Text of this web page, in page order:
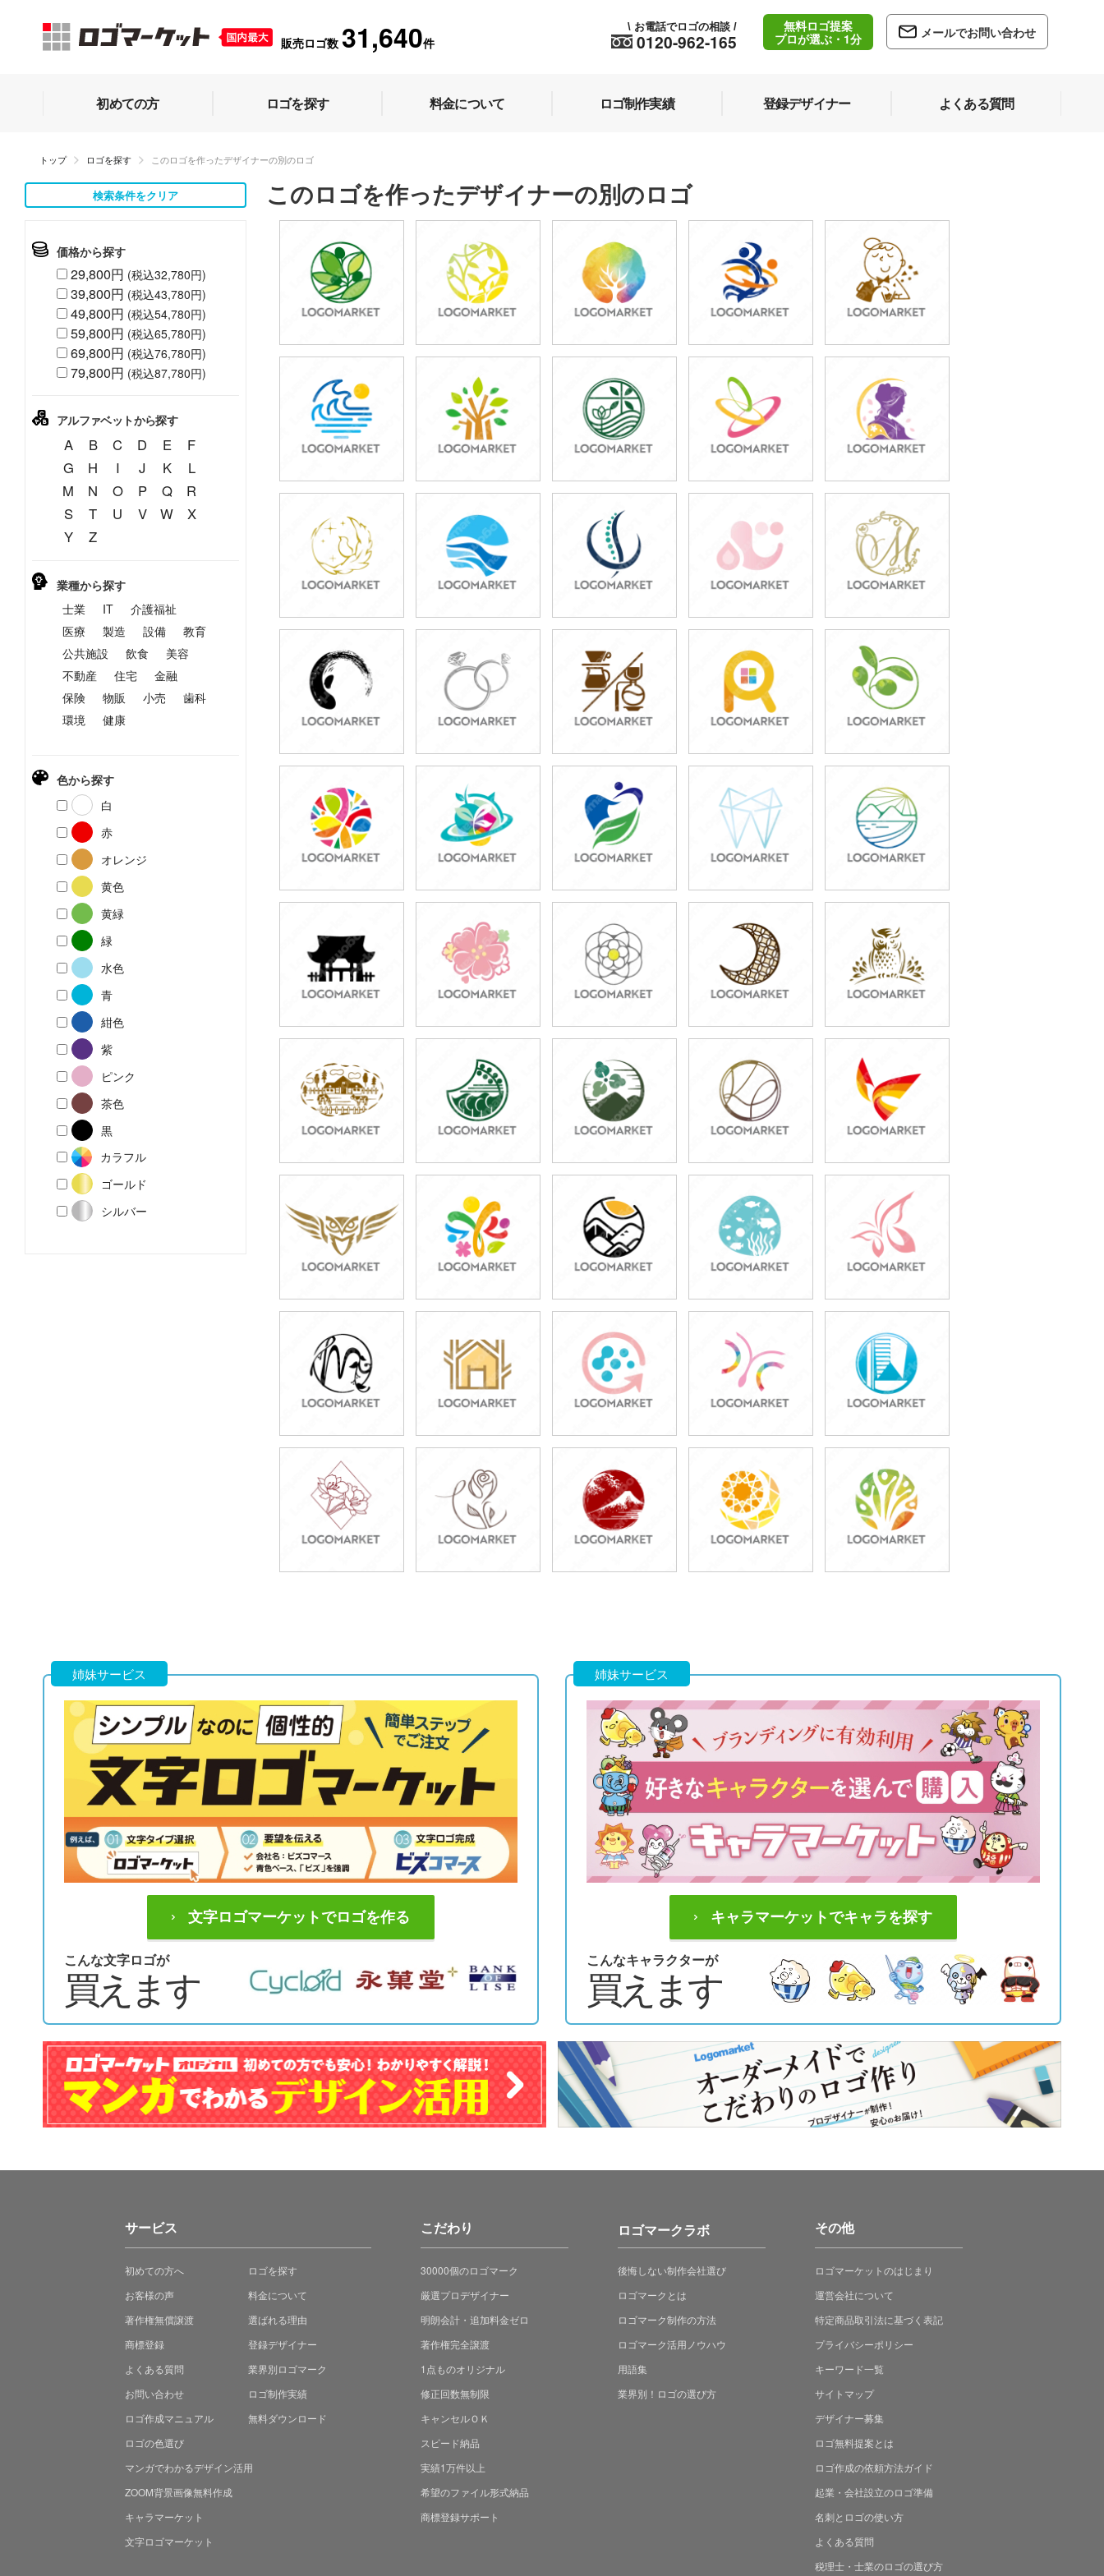
販売ロゴ数 31,640件 0120-962-165
\ お電話でロゴの相談 /
無料ロゴ提案
プロが選ぶ・1分
メールでお問い合わせ
初めての方 ロゴを探す 料金について ロゴ制作実績 登録デザイナー よくある質問
トップ ロゴを探す このロゴを作ったデザイナーの別のロゴ
検索条件をクリア
価格から探す
29,800円 (税込32,780円)
39,800円 (税込43,780円)
49,800円 (税込54,780円)
59,800円 (税込65,780円)
69,800円 (税込76,780円)
79,800円 (税込87,780円)
アルファベットから探す
A B C D E
F
G
H I J K
L
M
N O P Q
R
S
T U V W
X
Y
Z
業種から探す
士業
IT
介護福祉
医療
製造 設備
教育
公共施設
飲食
美容
不動産
住宅
金融
保険
物販 小売
歯科
環境
健康
色から探す
白
赤
オレンジ
黄色
黄緑
緑
水色
青
紺色
紫
ピンク
茶色
黒
カラフル
ゴールド
シルバー
このロゴを作ったデザイナーの別のロゴ
49,800円
(税込54,780円)
49,800円
(税込54,780円)
49,800円
(税込54,780円)
49,800円
(税込54,780円)
59,800円
(税込65,780円)
49,800円
(税込54,780円)
39,800円
(税込43,780円)
49,800円
(税込54,780円)
49,800円
(税込54,780円)
59,800円
(税込65,780円)
49,800円
(税込54,780円)
49,800円
(税込54,780円)
39,800円
(税込43,780円)
39,800円
(税込43,780円)
39,800円
(税込43,780円)
39,800円
(税込43,780円)
49,800円
(税込54,780円)
49,800円
(税込54,780円)
39,800円
(税込43,780円)
39,800円
(税込43,780円)
49,800円
(税込54,780円)
49,800円
(税込54,780円)
39,800円
(税込43,780円)
39,800円
(税込43,780円)
49,800円
(税込54,780円)
49,800円
(税込54,780円)
49,800円
(税込54,780円)
49,800円
(税込54,780円)
49,800円
(税込54,780円)
49,800円
(税込54,780円)
(税込65,780円)
49,800円
(税込54,780円)
49,800円
(税込54,780円)
49,800円
(税込54,780円)
49,800円
(税込54,780円)
49,800円
(税込54,780円)
49,800円
(税込54,780円)
49,800円
(税込54,780円)
49,800円
(税込54,780円)
49,800円
(税込54,780円)
39,800円
(税込43,780円)
49,800円
(税込54,780円)
49,800円
(税込54,780円)
49,800円
(税込54,780円)
49,800円
(税込54,780円)
姉妹サービス
文字ロゴマーケットでロゴを作る
こんな文字ロゴが
買えます
姉妹サービス
キャラマーケットでキャラを探す
こんなキャラクターが
買えます
サービス
初めての方へ
ロゴを探す
お客様の声
料金について
著作権無償譲渡
選ばれる理由
商標登録
登録デザイナー
よくある質問
業界別ロゴマーク
お問い合わせ
ロゴ制作実績
ロゴ作成マニュアル
無料ダウンロード
ロゴの色選び
マンガでわかるデザイン活用
ZOOM背景画像無料作成
キャラマーケット
文字ロゴマーケット
こだわり
30000個のロゴマーク
厳選プロデザイナー
明朗会計・追加料金ゼロ
著作権完全譲渡
1点ものオリジナル
修正回数無制限
キャンセルＯＫ
スピード納品
実績1万件以上
希望のファイル形式納品
商標登録サポート
ロゴマークラボ
後悔しない制作会社選び
ロゴマークとは
ロゴマーク制作の方法
ロゴマーク活用ノウハウ
用語集
業界別！ロゴの選び方
その他
ロゴマーケットのはじまり
運営会社について
特定商品取引法に基づく表記
プライバシーポリシー
キーワード一覧
サイトマップ
デザイナー募集
ロゴ無料提案とは
ロゴ作成の依頼方法ガイド
起業・会社設立のロゴ準備
名刺とロゴの使い方
よくある質問
税理士・士業のロゴの選び方